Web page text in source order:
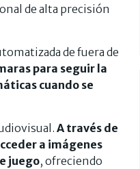
de alta precisión
de fuera de
para seguir la
cuando se
A través de
a imágenes
juego, ofreciendo